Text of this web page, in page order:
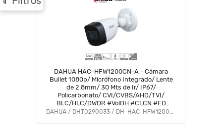
DAHUA HAC-HFW1200CN-A - Cámara
Bullet 1080p/ Micrófono Integrado/ Lente
de 2.8mm/ 30 Mts de Ir/ IP67/
Policarbonato/ CVI/CVBS/AHD/TVI/
BLC/HLC/DWDR #VolDH #CLCN #FD
#DMIP
DAHUA / DHT0290033 / DH-HAC-HFW1200CN-A-0280B-S5